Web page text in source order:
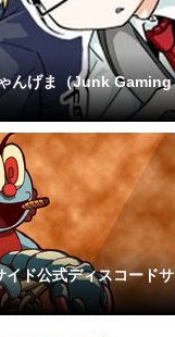
んげま（Junk Gaming
ド公式ディスコードサ